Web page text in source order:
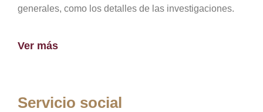
generales, como los detalles de las investigaciones.
Ver más
Servicio social